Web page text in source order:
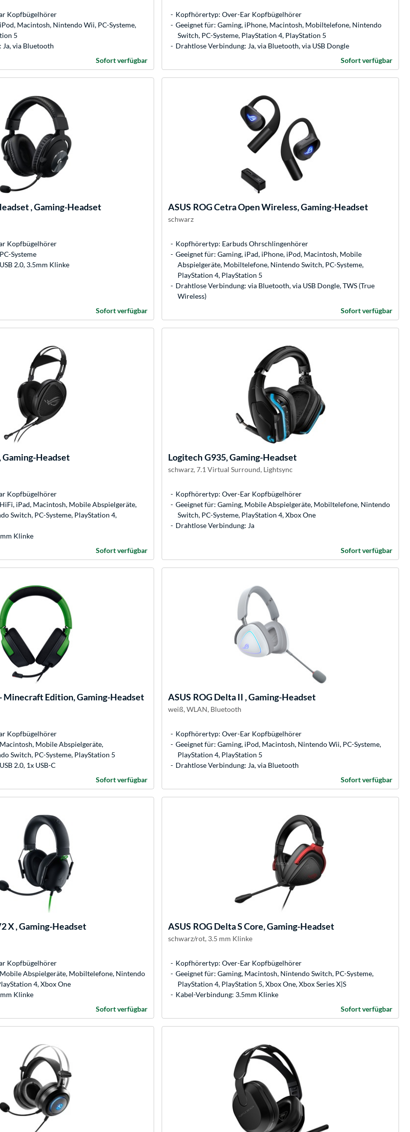
Kopfbügelhörer
Macintosh, Nintendo Wii, PC-Systeme,
5
via Bluetooth
Sofort verfügbar
Kopfhörertyp: Over-Ear Kopfbügelhörer
Geeignet für: Gaming, iPhone, Macintosh, Mobiltelefone, Nintendo
Switch, PC-Systeme, PlayStation 4, PlayStation 5
Drahtlose Verbindung: Ja, via Bluetooth, via USB Dongle
Sofort verfügbar
, Gaming-Headset
Kopfbügelhörer
Systeme
2.0, 3.5mm Klinke
Sofort verfügbar
ASUS ROG Cetra Open Wireless, Gaming-Headset
schwarz
Kopfhörertyp: Earbuds Ohrschlingenhörer
Geeignet für: Gaming, iPad, iPhone, iPod, Macintosh, Mobile
Abspielgeräte, Mobiltelefone, Nintendo Switch, PC-Systeme,
PlayStation 4, PlayStation 5
Drahtlose Verbindung: via Bluetooth, via USB Dongle, TWS (True
Wireless)
Sofort verfügbar
Gaming-Headset
Kopfbügelhörer
iPad, Macintosh, Mobile Abspielgeräte,
Switch, PC-Systeme, PlayStation 4,
Klinke
Sofort verfügbar
LogitechG935, Gaming-Headset
schwarz, 7.1 Virtual Surround, Lightsync
Kopfhörertyp: Over-Ear Kopfbügelhörer
Geeignet für: Gaming, Mobile Abspielgeräte, Mobiltelefone, Nintendo
Switch, PC-Systeme, PlayStation 4, Xbox One
Drahtlose Verbindung: Ja
Sofort verfügbar
Minecraft Edition, Gaming-Headset
Kopfbügelhörer
Mobile Abspielgeräte,
Switch, PC-Systeme, PlayStation 5
2.0, 1x USB-C
Sofort verfügbar
ASUS ROG Delta II , Gaming-Headset
weiß, WLAN, Bluetooth
Kopfhörertyp: Over-Ear Kopfbügelhörer
Geeignet für: Gaming, iPod, Macintosh, Nintendo Wii, PC-Systeme,
PlayStation 4, PlayStation 5
Drahtlose Verbindung: Ja, via Bluetooth
Sofort verfügbar
X , Gaming-Headset
Kopfbügelhörer
Abspielgeräte, Mobiltelefone, Nintendo
4, Xbox One
Klinke
Sofort verfügbar
ASUS ROG Delta S Core, Gaming-Headset
schwarz/rot, 3.5 mm Klinke
Kopfhörertyp: Over-Ear Kopfbügelhörer
Geeignet für: Gaming, Macintosh, Nintendo Switch, PC-Systeme,
PlayStation 4, PlayStation 5, Xbox One, Xbox Series X|S
Kabel-Verbindung: 3.5mm Klinke
Sofort verfügbar